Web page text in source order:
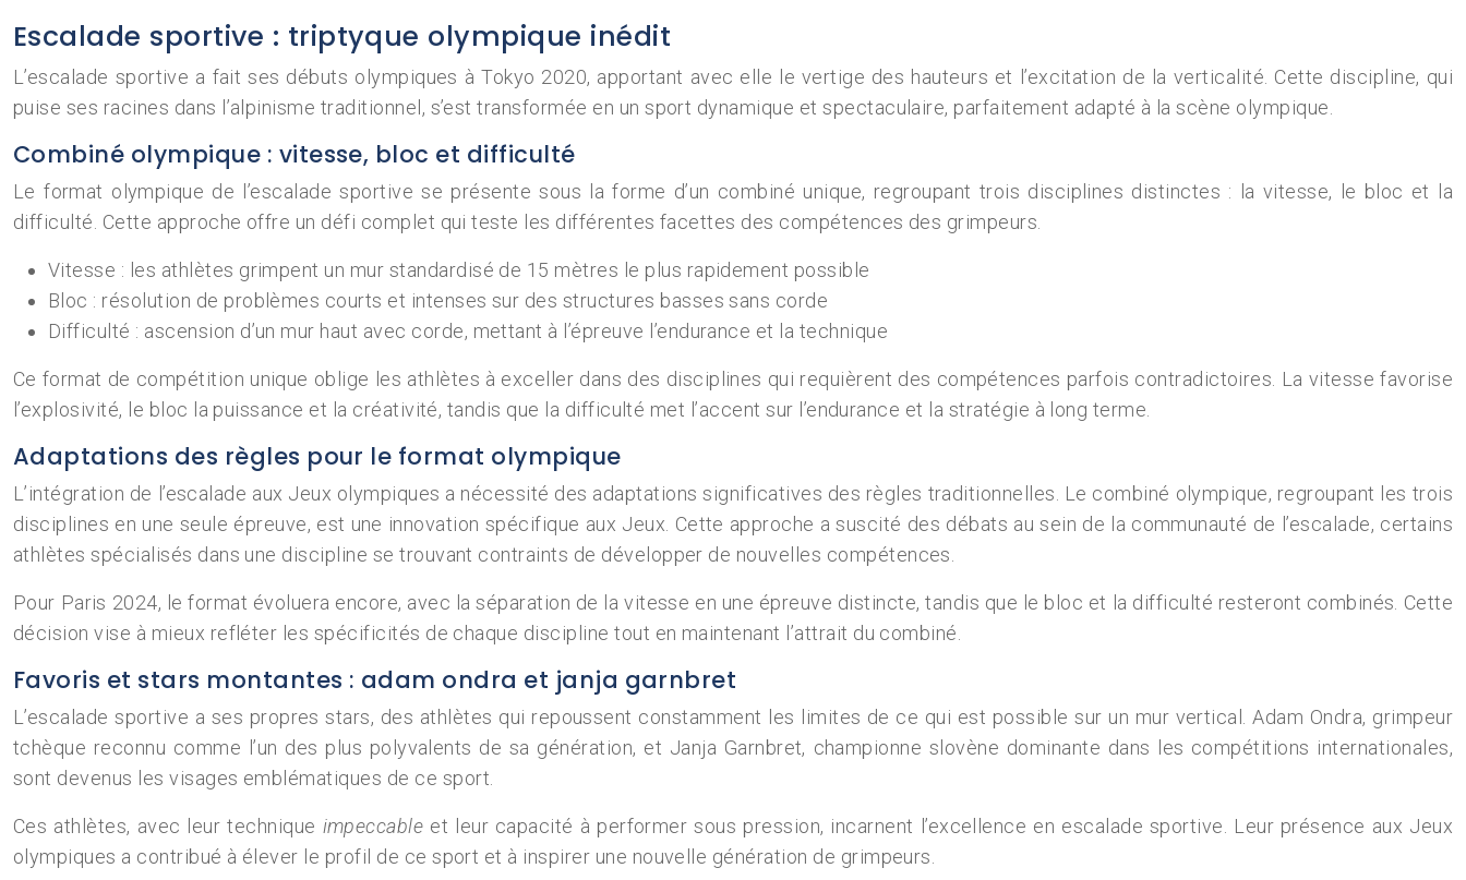
Escalade sportive : triptyque olympique inédit
L’escalade sportive a fait ses débuts olympiques à Tokyo 2020, apportant avec elle le vertige des hauteurs et l’excitation de la verticalité. Cette discipline, qui
puise ses racines dans l’alpinisme traditionnel, s’est transformée en un sport dynamique et spectaculaire, parfaitement adapté à la scène olympique.
Combiné olympique : vitesse, bloc et difficulté
Le format olympique de l’escalade sportive se présente sous la forme d’un combiné unique, regroupant trois disciplines distinctes : la vitesse, le bloc et la
difficulté. Cette approche offre un défi complet qui teste les différentes facettes des compétences des grimpeurs.
Vitesse : les athlètes grimpent un mur standardisé de 15 mètres le plus rapidement possible
Bloc : résolution de problèmes courts et intenses sur des structures basses sans corde
Difficulté : ascension d’un mur haut avec corde, mettant à l’épreuve l’endurance et la technique
Ce format de compétition unique oblige les athlètes à exceller dans des disciplines qui requièrent des compétences parfois contradictoires. La vitesse favorise
l’explosivité, le bloc la puissance et la créativité, tandis que la difficulté met l’accent sur l’endurance et la stratégie à long terme.
Adaptations des règles pour le format olympique
L’intégration de l’escalade aux Jeux olympiques a nécessité des adaptations significatives des règles traditionnelles. Le combiné olympique, regroupant les trois
disciplines en une seule épreuve, est une innovation spécifique aux Jeux. Cette approche a suscité des débats au sein de la communauté de l’escalade, certains
athlètes spécialisés dans une discipline se trouvant contraints de développer de nouvelles compétences.
Pour Paris 2024, le format évoluera encore, avec la séparation de la vitesse en une épreuve distincte, tandis que le bloc et la difficulté resteront combinés. Cette
décision vise à mieux refléter les spécificités de chaque discipline tout en maintenant l’attrait du combiné.
Favoris et stars montantes : adam ondra et janja garnbret
L’escalade sportive a ses propres stars, des athlètes qui repoussent constamment les limites de ce qui est possible sur un mur vertical. Adam Ondra, grimpeur
tchèque reconnu comme l’un des plus polyvalents de sa génération, et Janja Garnbret, championne slovène dominante dans les compétitions internationales,
sont devenus les visages emblématiques de ce sport.
Ces athlètes, avec leur technique impeccable et leur capacité à performer sous pression, incarnent l’excellence en escalade sportive. Leur présence aux Jeux
olympiques a contribué à élever le profil de ce sport et à inspirer une nouvelle génération de grimpeurs.